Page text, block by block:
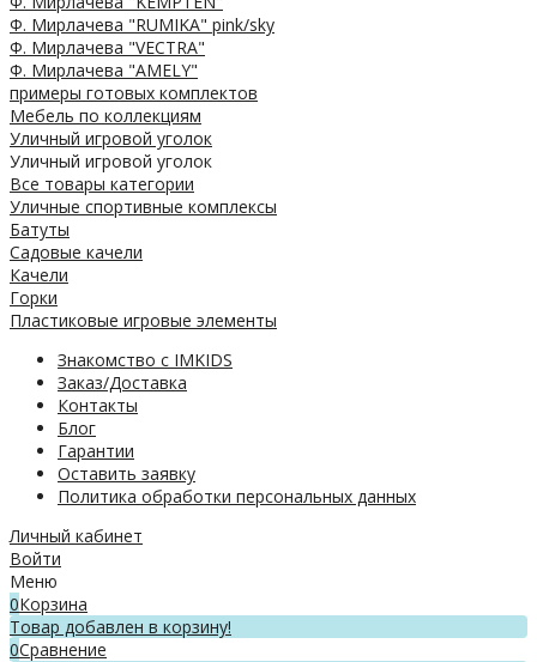
Ф. Мирлачева "RUMIKA" pink/sky
Ф. Мирлачева "VECTRA"
Ф. Мирлачева "AMELY"
примеры готовых комплектов
Мебель по коллекциям
Уличный игровой уголок
Уличный игровой уголок
Все товары категории
Уличные спортивные комплексы
Батуты
Садовые качели
Качели
Горки
Пластиковые игровые элементы
Знакомство с IMKIDS
Заказ/Доставка
Контакты
Блог
Гарантии
Оставить заявку
Политика обработки персональных данных
Личный кабинет
Войти
Меню
0Корзина
Товар добавлен в корзину!
0Сравнение